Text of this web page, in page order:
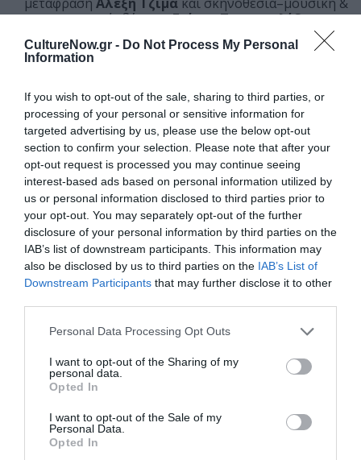
CultureNow.gr - Do Not Process My Personal
Information
If you wish to opt-out of the sale, sharing to third parties, or
processing of your personal or sensitive information for
targeted advertising by us, please use the below opt-out
section to confirm your selection. Please note that after your
opt-out request is processed you may continue seeing
interest-based ads based on personal information utilized by
us or personal information disclosed to third parties prior to
your opt-out. You may separately opt-out of the further
disclosure of your personal information by third parties on the
IAB’s list of downstream participants. This information may
also be disclosed by us to third parties on the IAB’s List of
Downstream Participants that may further disclose it to other
Personal Data Processing Opt Outs
I want to opt-out of the Sharing of my
personal data.
Opted In
I want to opt-out of the Sale of my
Personal Data.
Opted In
σκηνογραφική ιδέα τουΓιάννη Τσεμπερλίδη, για
Κεντρική εικόνα θέματος: Από την παραγωγή «Τρέμω»
Ταυτότητα
Περισσότερες πληροφορίες: ntng.gr
Ακολουθήστε το Culturenow.gr στοGoogle Newsκαι
μάθετε πρώτοι όλες τις ειδήσεις
Δείτε όλα τατελευταία νέαγια την Τέχνη και τον
Πολιτισμό στοCulturenow.gr
Νέοι Διαγωνισμοί❯
ΔΡΑΜΑ - ΚΟΙΝΩΝΙΚΟ - ΣΥΓΧΡΟΝΟ
ΔΡΑΣΤΗΡΙΟΤΗΤΕΣ ΓΙΑ ΠΑΙΔΙΑ
ΕΛΛΗΝΕΣ ΣΥΓΓΡΑΦΕΙΣ